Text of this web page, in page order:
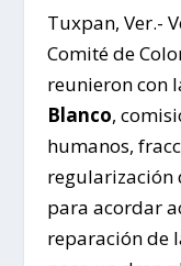
Tuxpan, Ver.-
Comité de
reunieron con
Blanco,
humanos,
regularización
para acordar
reparación de